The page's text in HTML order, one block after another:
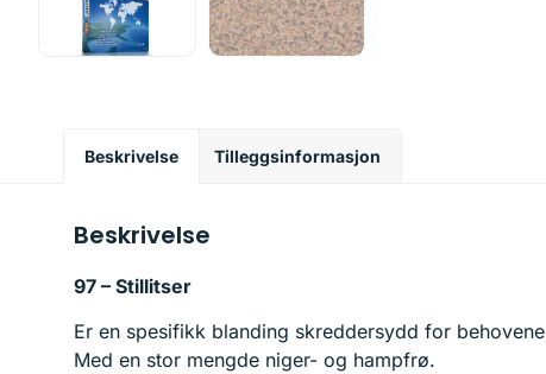
Beskrivelse Tilleggsinformasjon
Beskrivelse
97 – Stillitser
Er en spesifikk blanding skreddersydd for
Med en stor mengde niger- og hampfrø.